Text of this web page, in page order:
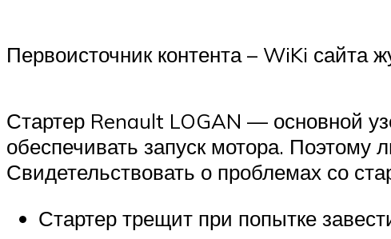
Первоисточник контента – WiKi сайта
Стартер Renault LOGAN — основной
обеспечивать запуск мотора. Поэтому
Свидетельствовать о проблемах со
Стартер трещит при попытке